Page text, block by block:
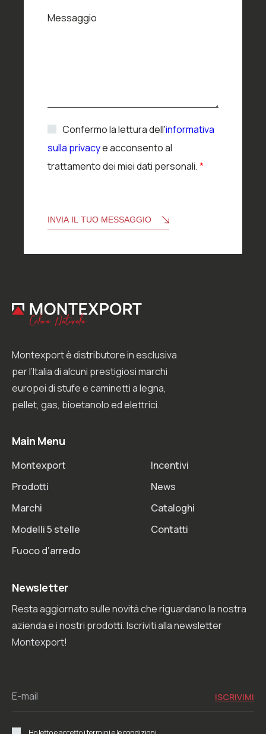
àle
o
Messaggio
A
c
c
e
t
i
o
e
R
*
Confermo la lettura dell'informativa
sulla privacye acconsento al
trattamento dei miei dati personali.*
INVIA IL TUO MESSAGGIO
Montexport è distributore in esclusiva
per l’Italia di alcuni prestigiosi marchi
europei di stufe e caminetti a legna,
pellet, gas, bioetanolo ed elettrici.
Main Menu
Montexport
Prodotti
Marchi
Modelli 5 stelle
Fuoco d’arredo
Incentivi
News
Cataloghi
Contatti
Newsletter
Resta aggiornato sulle novità che riguardano la nostra
azienda e i nostri prodotti. Iscriviti alla newsletter
Montexport!
E-mail